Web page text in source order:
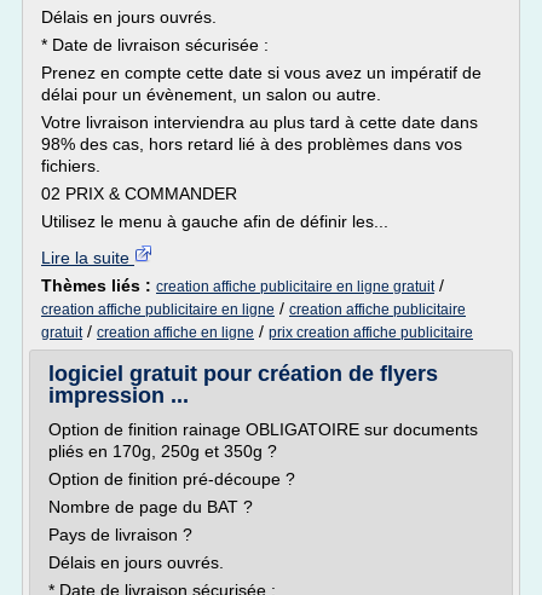
Délais en jours ouvrés.
* Date de livraison sécurisée :
Prenez en compte cette date si vous avez un impératif de
délai pour un évènement, un salon ou autre.
Votre livraison interviendra au plus tard à cette date dans
98% des cas, hors retard lié à des problèmes dans vos
fichiers.
02 PRIX & COMMANDER
Utilisez le menu à gauche afin de définir les...
Lire la suite
Thèmes liés : creation affiche publicitaire en ligne gratuit/
creation affiche publicitaire en ligne / creation affiche publicitaire
gratuit/ creation affiche en ligne / prix creation affiche publicitaire
logiciel gratuit pour création de flyers
impression ...
Option de finition rainage OBLIGATOIRE sur documents
pliés en 170g, 250g et 350g ?
Option de finition pré-découpe ?
Nombre de page du BAT ?
Pays de livraison ?
Délais en jours ouvrés.
* Date de livraison sécurisée :